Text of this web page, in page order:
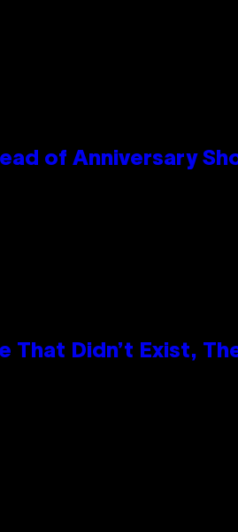
of Anniversary
That Didn’t Exist,